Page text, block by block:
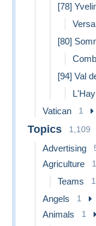
[78]
[80]
[94] Val
Vatican 1
Topics 1,109
Advertising
Agriculture 1
Teams 1
Angels 1
Animals 1